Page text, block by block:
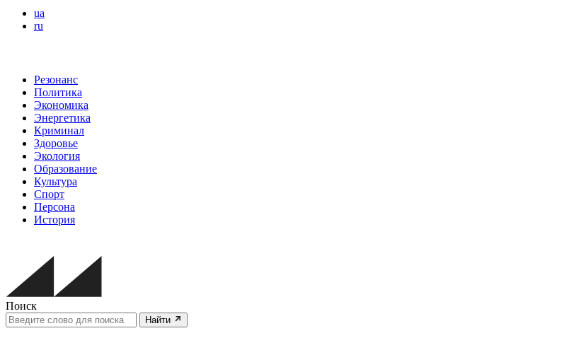
ua
ru
Резонанс
Политика
Экономика
Энергетика
Криминал
Здоровье
Экология
Образование
Культура
Спорт
Персона
История
Поиск
Найти